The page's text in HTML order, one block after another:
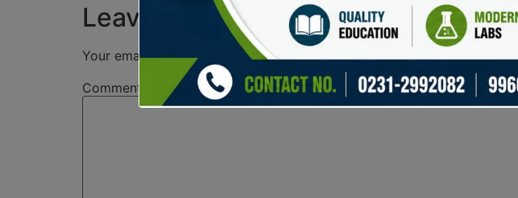
Leave a Reply
Your email address will not be published. Required fields are marked*
Comment